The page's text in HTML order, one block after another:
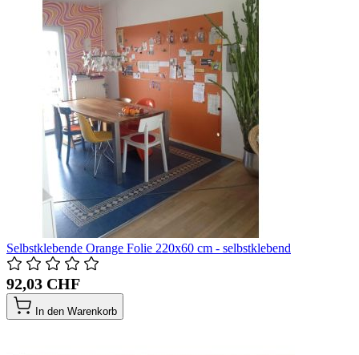
Selbstklebende Orange Folie 220x60 cm - selbstklebend
92,03 CHF
In den Warenkorb